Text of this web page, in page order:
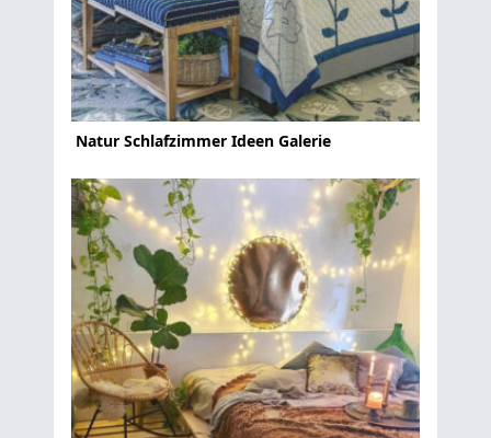
Natur Schlafzimmer Ideen Galerie